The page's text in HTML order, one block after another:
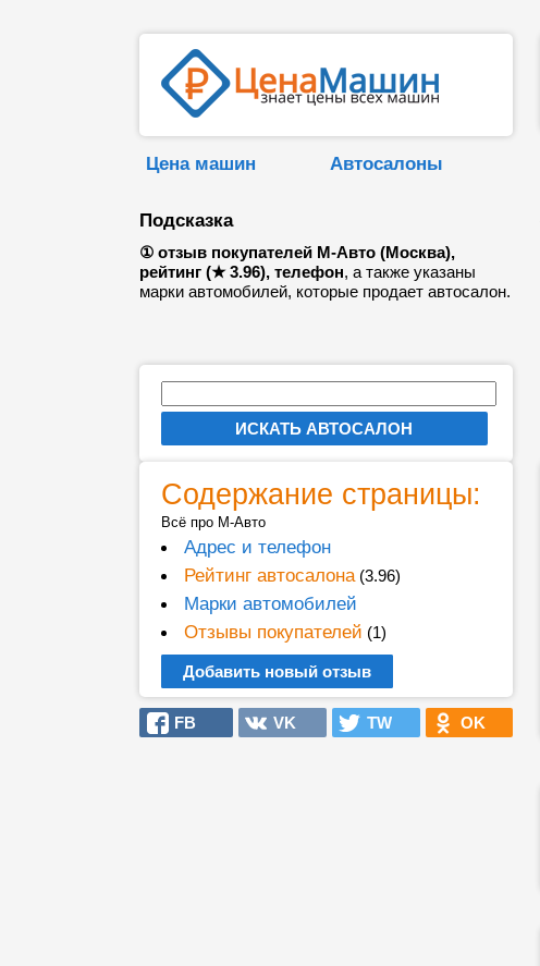
Цена машин Автосалоны
Подсказка
① отзыв покупателей M-Авто (Москва),
рейтинг (★ 3.96), телефон, а также указаны
марки автомобилей, которые продает автосалон.
Содержание страницы:
Всё про M-Авто
Адрес и телефон
Рейтинг автосалона(3.96)
Марки автомобилей
Отзывы покупателей (1)
Добавить новый отзыв
FB VK TW OK